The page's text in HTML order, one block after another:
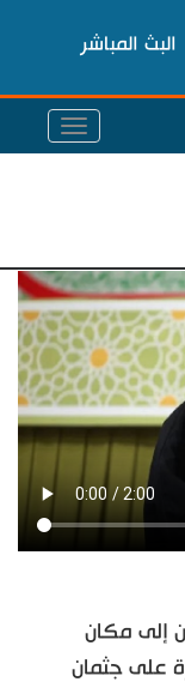
البث المباشر
إلى مكان
على جثمان